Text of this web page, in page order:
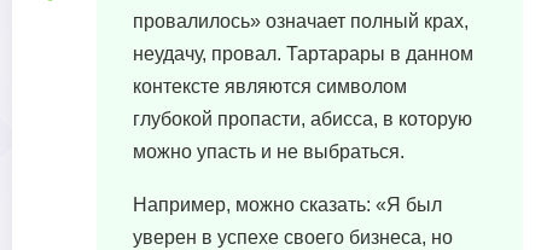
провалилось» означает полный крах,
неудачу, провал. Тартарары в данном
контексте являются символом
глубокой пропасти, абисса, в которую
можно упасть и не выбраться.
Например, можно сказать: «Я был
уверен в успехе своего бизнеса, но